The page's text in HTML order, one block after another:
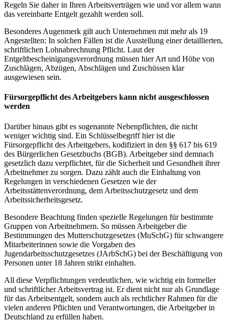
Regeln Sie daher in Ihren Arbeitsverträgen wie und vor allem wann
das vereinbarte Entgelt gezahlt werden soll.
Besonderes Augenmerk gilt auch Unternehmen mit mehr als 19
Angestellten: In solchen Fällen ist die Ausstellung einer detaillierten,
schriftlichen Lohnabrechnung Pflicht. Laut der
Entgeltbescheinigungsverordnung müssen hier Art und Höhe von
Zuschlägen, Abzügen, Abschlägen und Zuschüssen klar
ausgewiesen sein.
Fürsorgepflicht des Arbeitgebers kann nicht ausgeschlossen
werden
Darüber hinaus gibt es sogenannte Nebenpflichten, die nicht
weniger wichtig sind. Ein Schlüsselbegriff hier ist die
Fürsorgepflicht des Arbeitgebers, kodifiziert in den §§ 617 bis 619
des Bürgerlichen Gesetzbuchs (BGB). Arbeitgeber sind demnach
gesetzlich dazu verpflichtet, für die Sicherheit und Gesundheit ihrer
Arbeitnehmer zu sorgen. Dazu zählt auch die Einhaltung von
Regelungen in verschiedenen Gesetzen wie der
Arbeitsstättenverordnung, dem Arbeitsschutzgesetz und dem
Arbeitssicherheitsgesetz.
Besondere Beachtung finden spezielle Regelungen für bestimmte
Gruppen von Arbeitnehmern. So müssen Arbeitgeber die
Bestimmungen des Mutterschutzgesetzes (MuSchG) für schwangere
Mitarbeiterinnen sowie die Vorgaben des
Jugendarbeitsschutzgesetzes (JArbSchG) bei der Beschäftigung von
Personen unter 18 Jahren strikt einhalten.
All diese Verpflichtungen verdeutlichen, wie wichtig ein formeller
und schriftlicher Arbeitsvertrag ist. Er dient nicht nur als Grundlage
für das Arbeitsentgelt, sondern auch als rechtlicher Rahmen für die
vielen anderen Pflichten und Verantwortungen, die Arbeitgeber in
Deutschland zu erfüllen haben.